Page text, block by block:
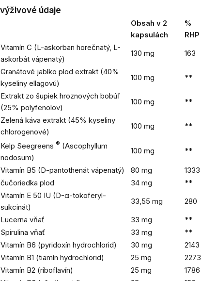
výživové údaje
Obsah v 2
kapsulách
%
RHP
Vitamín C (L-askorban horečnatý, L-
askorbát vápenatý)
130 mg
163
Granátové jablko plod extrakt (40%
kyseliny ellagovú)
100 mg
**
Extrakt zo šupiek hroznových bobúľ
(25% polyfenolov)
100 mg
**
Zelená káva extrakt (45% kyseliny
chlorogenové)
100 mg **
Kelp Seegreens ® (Ascophyllum
nodosum)
100 mg **
Vitamín B5 (D-pantothenát vápenatý) 80 mg
1333
čučoriedka plod
34 mg
**
Vitamín E 50 IU (D-α-tokoferyl-
sukcinát)
33,55 mg
280
Lucerna vňať
33 mg
**
Spirulina vňať
33 mg
**
Vitamín B6 (pyridoxín hydrochlorid)
30 mg
2143
Vitamín B1 (tiamín hydrochlorid)
25 mg
2273
Vitamín B2 (riboflavín)
25 mg
1786